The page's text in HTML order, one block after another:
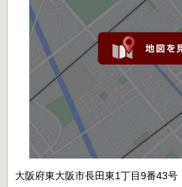
大阪府東大阪市長田東1丁目9番43号